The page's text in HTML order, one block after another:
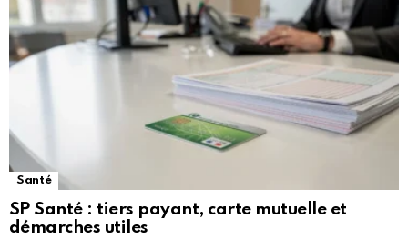
Santé
SP Santé : tiers payant, carte mutuelle et
démarches utiles